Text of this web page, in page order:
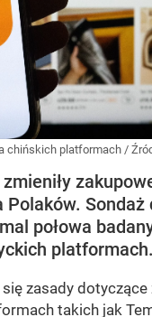
chińskich platformach /
Sondaż
połowa
platformach.
się zasady
takich jak